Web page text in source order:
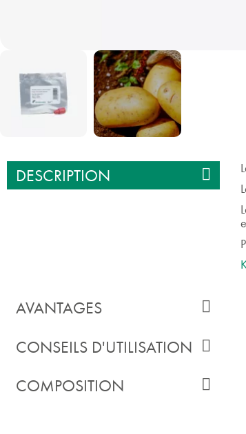
DESCRIPTION
AVANTAGES
CONSEILS D'UTILISATION
COMPOSITION